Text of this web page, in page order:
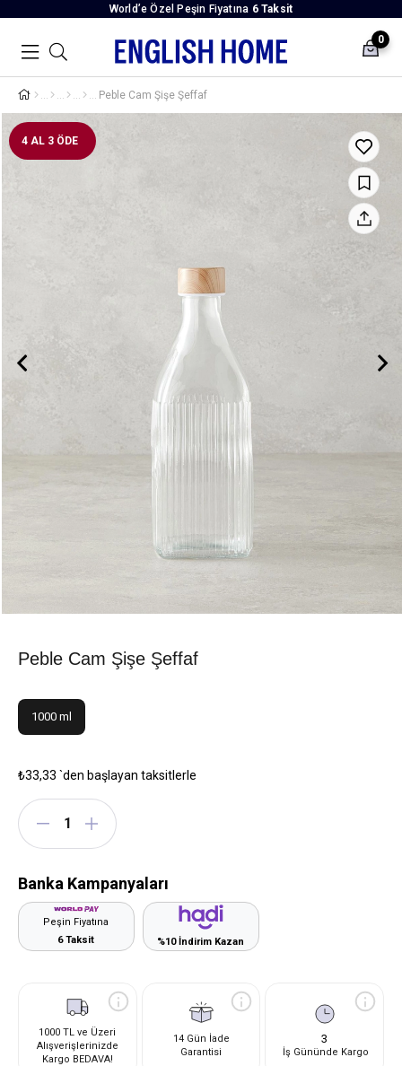
World’e Özel Peşin Fiyatına 6 Taksit
0
Peble Cam Şişe Şeffaf
4 AL 3 ÖDE
Peble Cam Şişe Şeffaf
1000 ml
₺33,33 `den başlayan taksitlerle
Banka Kampanyaları
Peşin Fiyatına
6 Taksit
%10 İndirim Kazan
1000 TL ve Üzeri
Alışverişlerinizde
Kargo BEDAVA!
14 Gün İade
Garantisi
3
İş Gününde Kargo